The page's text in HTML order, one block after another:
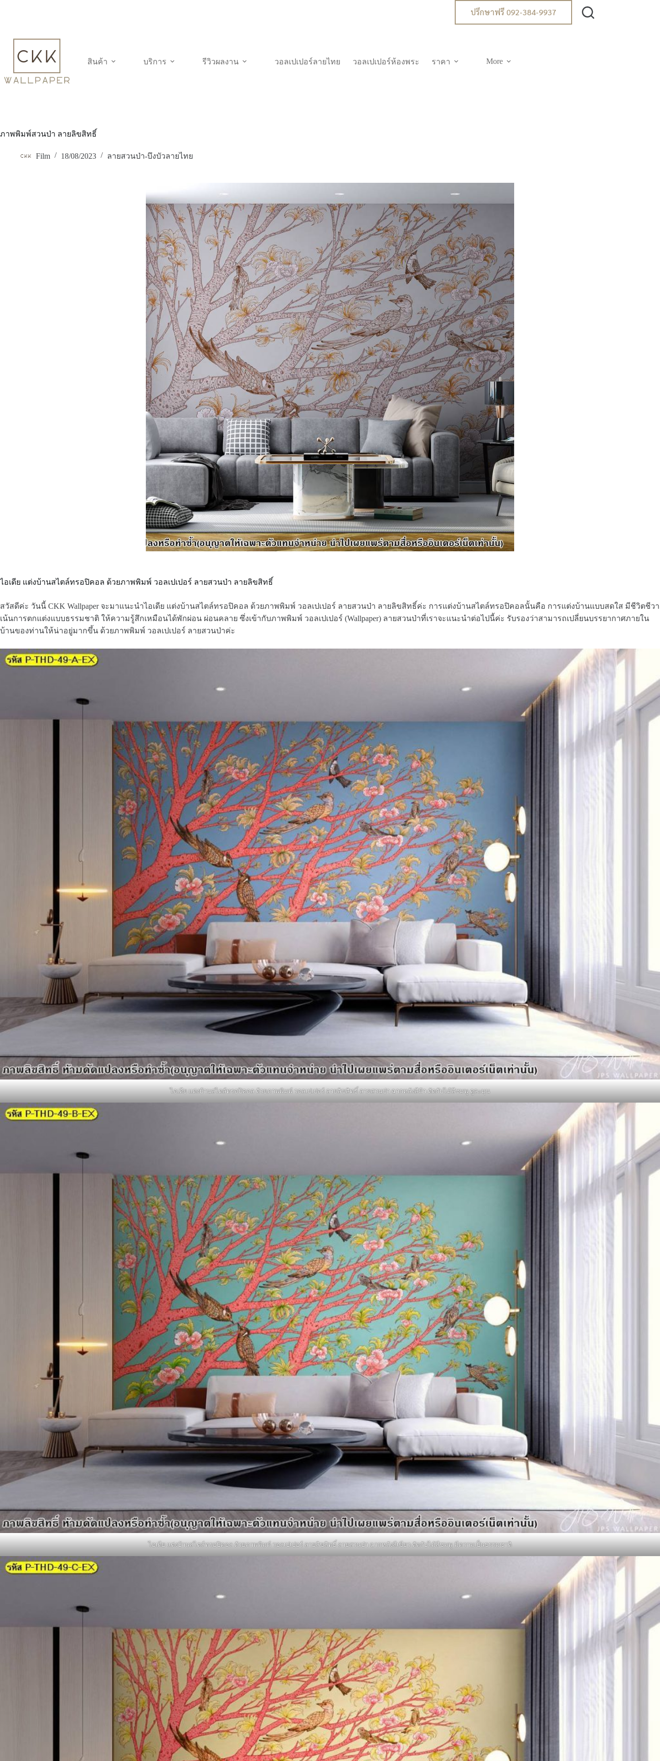
ปรึกษาฟรี 092-384-9937
สินค้า บริการ รีวิวผลงาน วอลเปเปอร์ลายไทย วอลเปเปอร์ห้องพระ ราคา More
ภาพพิมพ์สวนป่า ลายลิขสิทธิ์
Film 18/08/2023 ลายสวนป่า-บึงบัวลายไทย
ไอเดีย แต่งบ้านสไตล์ทรอปิคอล ด้วยภาพพิมพ์ วอลเปเปอร์ ลายสวนป่า ลายลิขสิทธิ์
สวัสดีค่ะ วันนี้ CKK Wallpaper จะมาแนะนำไอเดีย แต่งบ้านสไตล์ทรอปิคอล ด้วยภาพพิมพ์ วอลเปเปอร์ ลายสวนป่า ลายลิขสิทธิ์ค่ะ การแต่งบ้านสไตล์ทรอปิคอลนั้นคือ การแต่งบ้านแบบสดใส มีชีวิตชีวา
เน้นการตกแต่งแบบธรรมชาติ ให้ความรู้สึกเหมือนได้พักผ่อน ผ่อนคลาย ซึ่งเข้ากับภาพพิมพ์ วอลเปเปอร์ (Wallpaper) ลายสวนป่าที่เราจะแนะนำต่อไปนี้ค่ะ รับรองว่าสามารถเปลี่ยนบรรยากาศภายใน
บ้านของท่านให้น่าอยู่มากขึ้น ด้วยภาพพิมพ์ วอลเปเปอร์ ลายสวนป่าค่ะ
ไอเดีย แต่งบ้านสไตล์ทรอปิคอล ด้วยภาพพิมพ์ วอลเปเปอร์ ลายลิขสิทธิ์ ลายสวนป่า ฉากหลังสีฟ้า ตัดกับไม้สีชมพู ดูละมุน
ไอเดีย แต่งบ้านสไตล์ทรอปิคอล ด้วยภาพพิมพ์ วอลเปเปอร์ ลายลิขสิทธิ์ ลายสวนป่า ฉากหลังสีเขียว ตัดกับไม้สีชมพู มีความเป็นธรรมชาติ